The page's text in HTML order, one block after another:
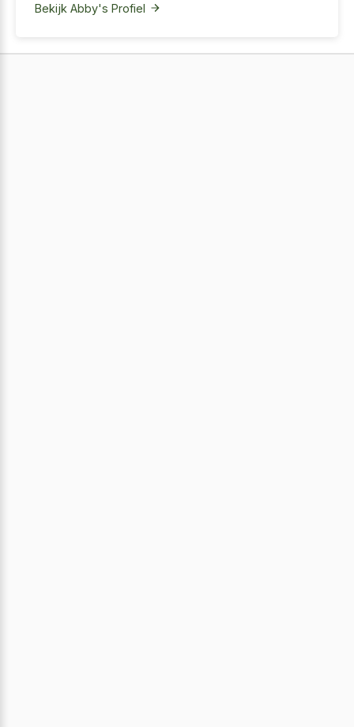
Bekijk Abby's Profiel